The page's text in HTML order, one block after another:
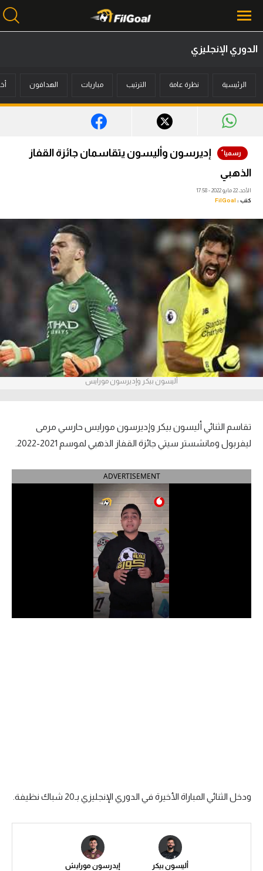
أخبار
ميركاتو
فانتازي في الجول
فيديوهات
عدسات
آراء حرة
ركن الألعاب
بطولات
أمريكا 2026
الدوري الإسباني
الدوري الإيطالي
الدوري السعودي للمحترفين
دوري أبطال إفريقيا
سعودي في الجول
الدوري الإنجليزي
الرئيسية نظرة عامة الترتيب مباريات الهدافون
إديرسون وأليسون يتقاسمان جائزة القفاز
الذهبي
الأحد، 22 مايو 2022 - 17:58
كتب : FilGoal
أليسون بيكر وإديرسون مورايس
تقاسم الثنائي أليسون بيكر وإديرسون مورايس حارسي مرمى
ليفربول ومانشستر سيتي جائزة القفاز الذهبي لموسم 2021-2022.
ADVERTISEMENT
ودخل الثنائي المباراة الأخيرة في الدوري الإنجليزي بـ20 شباك نظيفة.
أليسون بيكر إيدرسون مورايش